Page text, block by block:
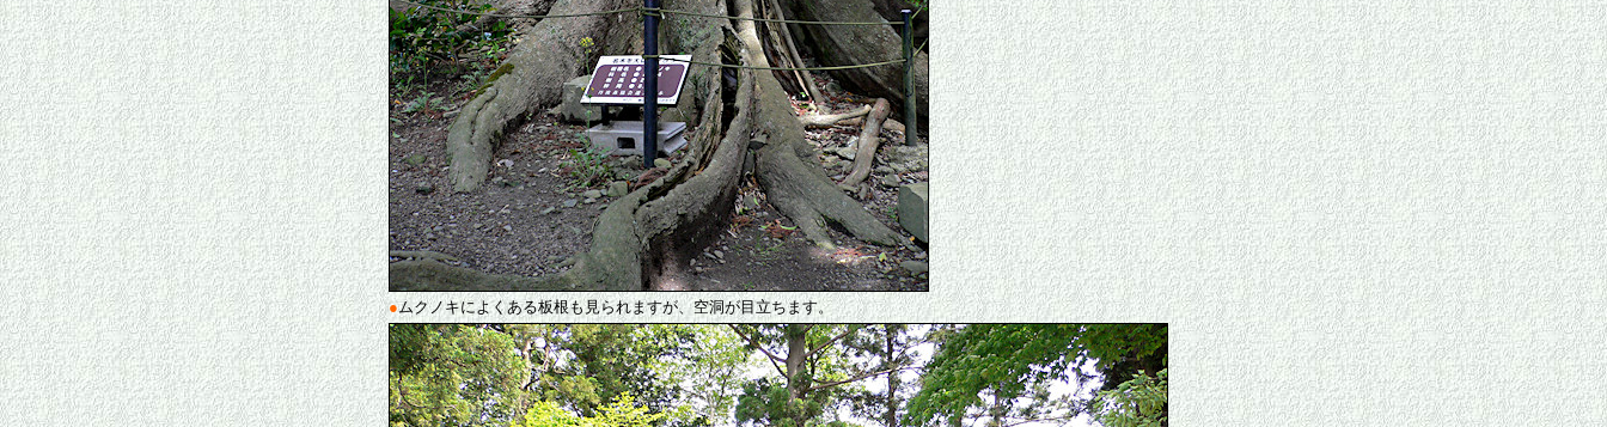
●ムクノキによくある板根も見られますが、空洞が目立ちます。